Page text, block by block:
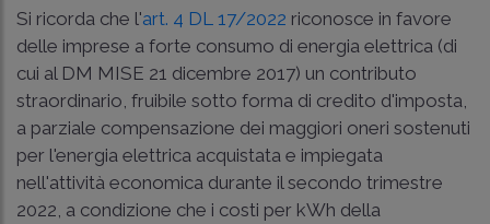
Si ricorda che l'art. 4 DL 17/2022 riconosce in favore
delle imprese a forte consumo di energia elettrica (di
cui al DM MISE 21 dicembre 2017) un contributo
straordinario, fruibile sotto forma di credito d'imposta,
a parziale compensazione dei maggiori oneri sostenuti
per l'energia elettrica acquistata e impiegata
nell'attività economica durante il secondo trimestre
2022, a condizione che i costi per kWh della